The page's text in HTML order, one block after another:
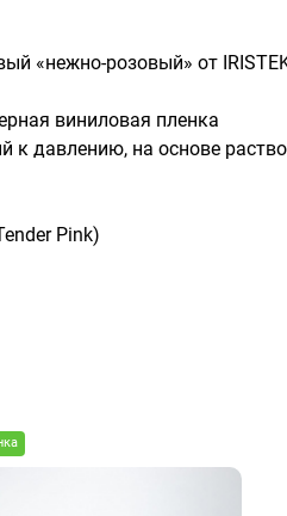
«нежно-розовый» от
виниловая пленка
к давлению, на основе
Pink)